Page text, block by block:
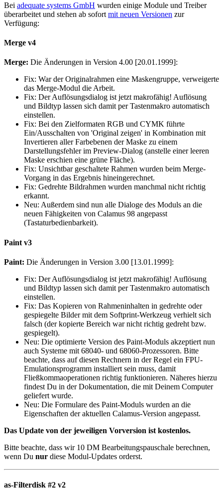
Bei adequate systems GmbH wurden einige Module und Treiber
überarbeitet und stehen ab sofort mit neuen Versionen zur
Verfügung:
Merge v4
Merge: Die Änderungen in Version 4.00 [20.01.1999]:
Fix: War der Originalrahmen eine Maskengruppe, verweigerte
das Merge-Modul die Arbeit.
Fix: Der Auflösungsdialog ist jetzt makrofähig! Auflösung
und Bildtyp lassen sich damit per Tastenmakro automatisch
einstellen.
Fix: Bei den Zielformaten RGB und CYMK führte
Ein/Ausschalten von 'Original zeigen' in Kombination mit
Invertieren aller Farbebenen der Maske zu einem
Darstellungsfehler im Preview-Dialog (anstelle einer leeren
Maske erschien eine grüne Fläche).
Fix: Unsichtbar geschaltete Rahmen wurden beim Merge-
Vorgang in das Ergebnis hineingerechnet.
Fix: Gedrehte Bildrahmen wurden manchmal nicht richtig
erkannt.
Neu: Außerdem sind nun alle Dialoge des Moduls an die
neuen Fähigkeiten von Calamus 98 angepasst
(Tastaturbedienbarkeit).
Paint v3
Paint: Die Änderungen in Version 3.00 [13.01.1999]:
Fix: Der Auflösungsdialog ist jetzt makrofähig! Auflösung
und Bildtyp lassen sich damit per Tastenmakro automatisch
einstellen.
Fix: Das Kopieren von Rahmeninhalten in gedrehte oder
gespiegelte Bilder mit dem Softprint-Werkzeug verhielt sich
falsch (der kopierte Bereich war nicht richtig gedreht bzw.
gespiegelt).
Neu: Die optimierte Version des Paint-Moduls akzeptiert nun
auch Systeme mit 68040- und 68060-Prozessoren. Bitte
beachte, dass auf diesen Rechnern in der Regel ein FPU-
Emulationsprogramm installiert sein muss, damit
Fließkommaoperationen richtig funktionieren. Näheres hierzu
findest Du in der Dokumentation, die mit Deinem Computer
geliefert wurde.
Neu: Die Formulare des Paint-Moduls wurden an die
Eigenschaften der aktuellen Calamus-Version angepasst.
Das Update von der jeweiligen Vorversion ist kostenlos.
Bitte beachte, dass wir 10 DM Bearbeitungspauschale berechnen,
wenn Du nur diese Modul-Updates orderst.
as-Filterdisk #2 v2